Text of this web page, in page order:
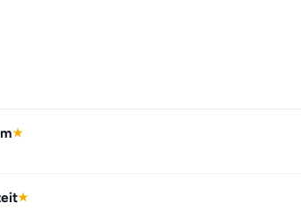
★
★